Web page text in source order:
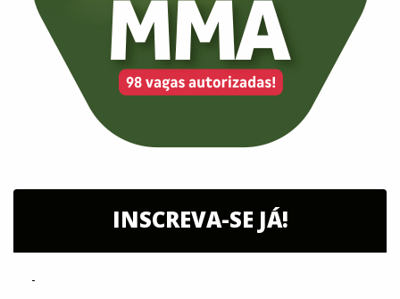
INSCREVA-SE JÁ!
-